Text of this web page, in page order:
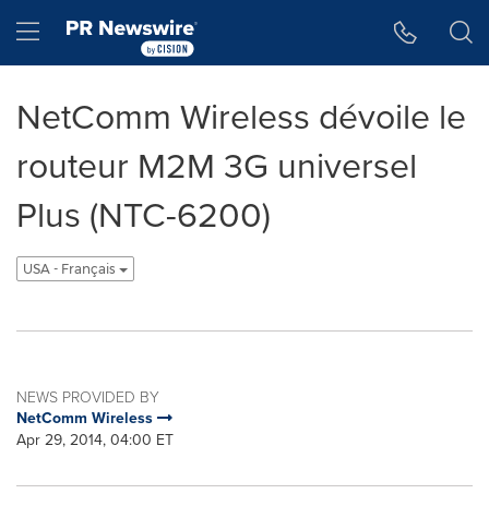
Hamburger menu
NetComm Wireless dévoile le
routeur M2M 3G universel
Plus (NTC-6200)
USA - Français
NEWS PROVIDED BY
NetComm Wireless
Apr 29, 2014, 04:00 ET